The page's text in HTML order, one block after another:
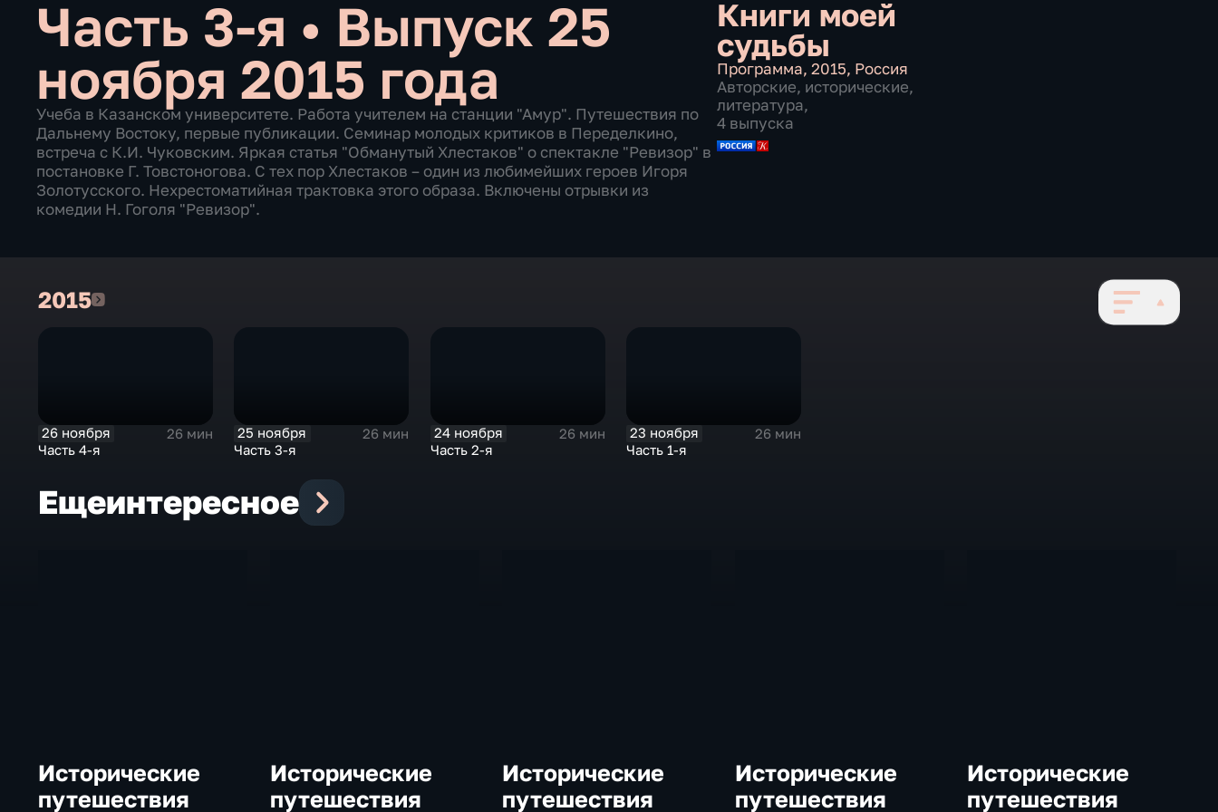
Часть 3-я • Выпуск 25
ноября 2015 года
Учеба в Казанском университете. Работа учителем на станции "Амур". Путешествия по
Дальнему Востоку, первые публикации. Семинар молодых критиков в Переделкино,
встреча с К.И. Чуковским. Яркая статья "Обманутый Хлестаков" о спектакле "Ревизор" в
постановке Г. Товстоногова. С тех пор Хлестаков – один из любимейших героев Игоря
Золотусского. Нехрестоматийная трактовка этого образа. Включены отрывки из
комедии Н. Гоголя "Ревизор".
Книги моей
судьбы
Программа, 2015, Россия
Авторские, исторические,
литература,
4 выпуска
20152015
26 ноября
26 мин
Часть 4-я
25 ноября
26 мин
Часть 3-я
24 ноября
26 мин
Часть 2-я
23 ноября
26 мин
Часть 1-я
Ещеинтересное
Исторические
путешествия
Исторические
путешествия
Исторические
путешествия
Исторические
путешествия
Исторические
путешествия